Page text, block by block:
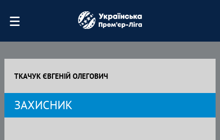
ТКАЧУК ЄВГЕНІЙ ОЛЕГОВИЧ
ЗАХИСНИК